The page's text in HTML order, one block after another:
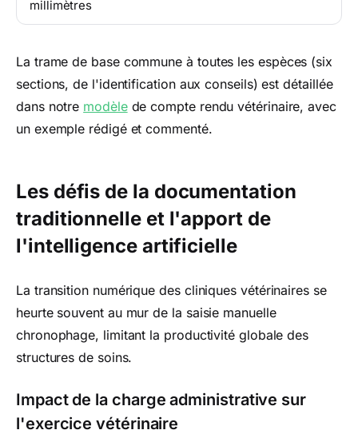
millimètres
La trame de base commune à toutes les espèces (six
sections, de l'identification aux conseils) est détaillée
dans notre modèlede compte rendu vétérinaire, avec
un exemple rédigé et commenté.
Les défis de la documentation
traditionnelle et l'apport de
l'intelligence artificielle
La transition numérique des cliniques vétérinaires se
heurte souvent au mur de la saisie manuelle
chronophage, limitant la productivité globale des
structures de soins.
Impact de la charge administrative sur
l'exercice vétérinaire